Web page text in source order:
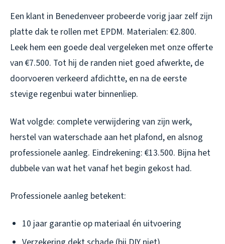
Een klant in Benedenveer probeerde vorig jaar zelf zijn
platte dak te rollen met EPDM. Materialen: €2.800.
Leek hem een goede deal vergeleken met onze offerte
van €7.500. Tot hij de randen niet goed afwerkte, de
doorvoeren verkeerd afdichtte, en na de eerste
stevige regenbui water binnenliep.
Wat volgde: complete verwijdering van zijn werk,
herstel van waterschade aan het plafond, en alsnog
professionele aanleg. Eindrekening: €13.500. Bijna het
dubbele van wat het vanaf het begin gekost had.
Professionele aanleg betekent:
10 jaar garantie op materiaal én uitvoering